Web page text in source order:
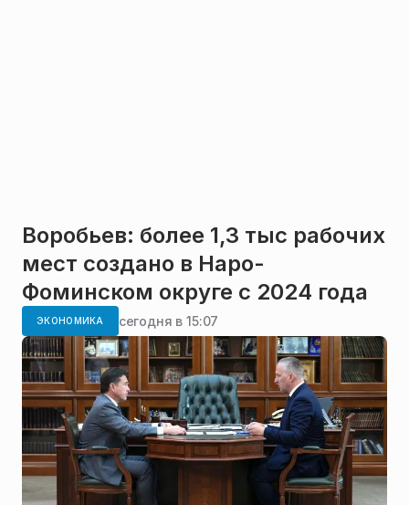
Воробьев: более 1,3 тыс рабочих
мест создано в Наро-
Фоминском округе с 2024 года
ЭКОНОМИКА сегодня в 15:07